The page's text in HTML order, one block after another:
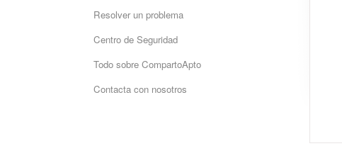
Resolver un problema
Centro de Seguridad
Todo sobre CompartoApto
Contacta con nosotros